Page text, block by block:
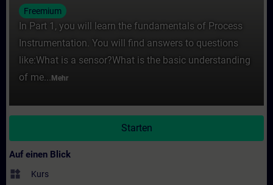
Freemium
In Part 1, you will learn the fundamentals of Process
Instrumentation. You will find answers to questions
like:What is a sensor?What is the basic understanding
of me... Mehr
Starten
Auf einen Blick
widgets Kurs